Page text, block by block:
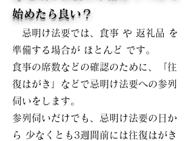
始めたら良い？
忌明け法要では、食事 や 返礼品 を
準備する場合が ほとんど です。
食事の席数などの確認のために、「往
復はがき」などで忌明け法要への参列
伺いをします。
参列伺いだけでも、忌明け法要の日か
ら 少なくとも3週間前には往復はがき